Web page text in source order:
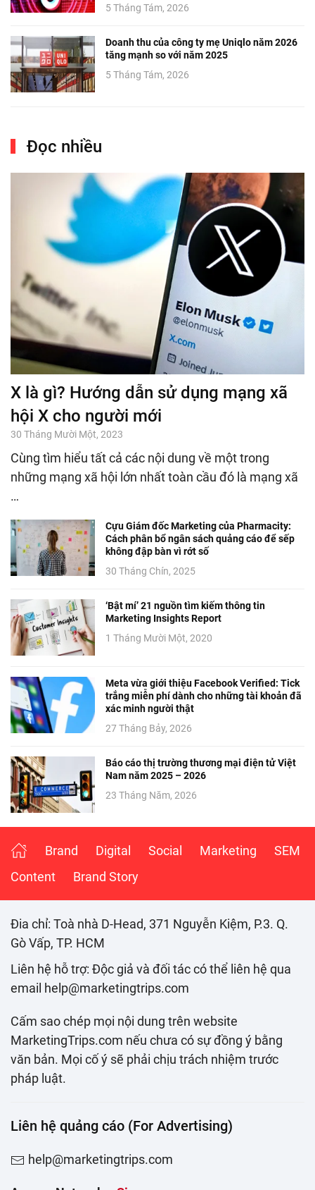
5 Tháng Tám, 2026
Doanh thu của công ty mẹ Uniqlo năm 2026
tăng mạnh so với năm 2025
5 Tháng Tám, 2026
Đọc nhiều
X là gì? Hướng dẫn sử dụng mạng xã
hội X cho người mới
30 Tháng Mười Một, 2023
Cùng tìm hiểu tất cả các nội dung về một trong
những mạng xã hội lớn nhất toàn cầu đó là mạng xã
…
Cựu Giám đốc Marketing của Pharmacity:
Cách phân bổ ngân sách quảng cáo để sếp
không đập bàn vì rớt số
30 Tháng Chín, 2025
‘Bật mí’ 21 nguồn tìm kiếm thông tin
Marketing Insights Report
1 Tháng Mười Một, 2020
Meta vừa giới thiệu Facebook Verified: Tick
trắng miễn phí dành cho những tài khoản đã
xác minh người thật
27 Tháng Bảy, 2026
Báo cáo thị trường thương mại điện tử Việt
Nam năm 2025 – 2026
23 Tháng Năm, 2026
Brand Digital Social Marketing
SEM
Content
Brand Story
Đia chỉ: Toà nhà D-Head, 371 Nguyễn Kiệm, P.3. Q.
Gò Vấp, TP. HCM
Liên hệ hỗ trợ: Độc giả và đối tác có thể liên hệ qua
email help@marketingtrips.com
Cấm sao chép mọi nội dung trên website
MarketingTrips.com nếu chưa có sự đồng ý bằng
văn bản. Mọi cố ý sẽ phải chịu trách nhiệm trước
pháp luật.
Liên hệ quảng cáo (For Advertising)
help@marketingtrips.com